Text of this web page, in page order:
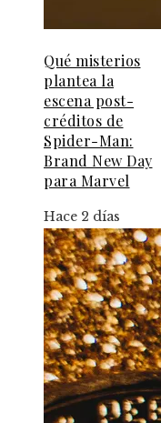
Qué misterios
plantea la
escena post-
créditos de
Spider-Man:
Brand New Day
para Marvel
Hace 2 días